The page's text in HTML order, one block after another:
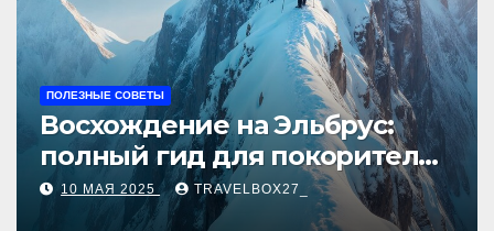
ПОЛЕЗНЫЕ СОВЕТЫ
Восхождение на Эльбрус:
полный гид для покорителя
высочайшей вершины
Европы
10 МАЯ 2025 TRAVELBOX27_